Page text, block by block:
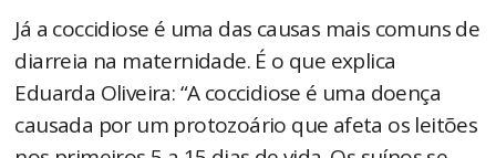
Já a coccidiose é uma das causas mais comuns de
diarreia na maternidade. É o que explica
Eduarda Oliveira: “A coccidiose é uma doença
causada por um protozoário que afeta os leitões